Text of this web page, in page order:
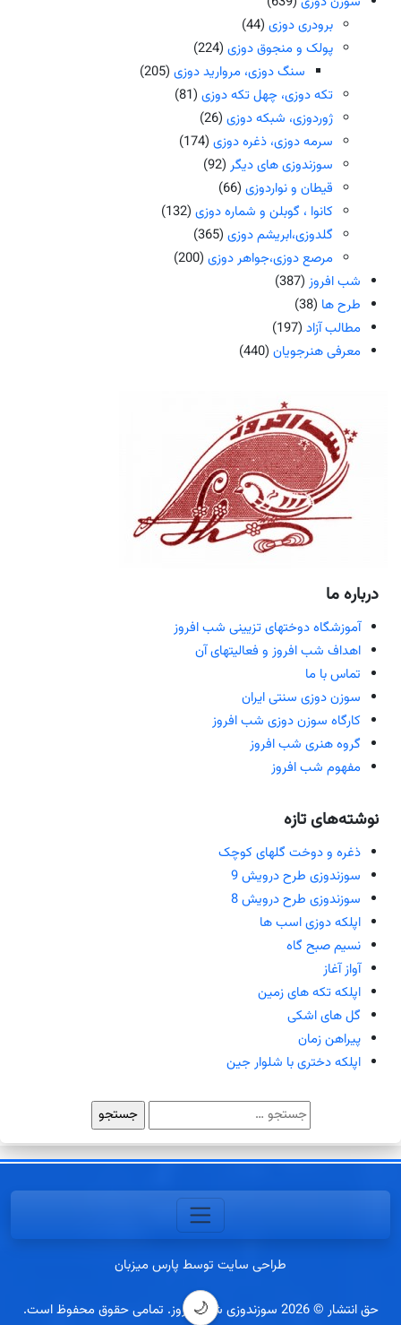
برودری دوزی (44)
پولک و منجوق دوزی (224)
سنگ دوزی، مروارید دوزی(205)
تکه دوزی، چهل تکه دوزی (81)
ژوردوزی، شبکه دوزی (26)
سرمه دوزی، ذغره دوزی (174)
سوزندوزی های دیگر (92)
قیطان و نواردوزی (66)
کانوا ، گوبلن و شماره دوزی (132)
گلدوزی،ابریشم دوزی (365)
مرصع دوزی،جواهر دوزی (200)
شب افروز (387)
طرح ها (38)
مطالب آزاد (197)
معرفی هنرجویان (440)
درباره ما
آموزشگاه دوختهای تزیینی شب افروز
اهداف شب افروز و فعالیتهای آن
تماس با ما
سوزن دوزی سنتی ایران
کارگاه سوزن دوزی شب افروز
گروه هنری شب افروز
مفهوم شب افروز
نوشته‌های تازه
ذغره و دوخت گلهای کوچک
سوزندوزی طرح درویش 9
سوزندوزی طرح درویش 8
اپلکه دوزی اسب ها
نسیم صبح گاه
آواز آغاز
اپلکه تکه های زمین
گل های اشکی
پیراهن زمان
اپلکه دختری با شلوار جین
جستجو
برای:
طراحی سایت توسط پارس میزبان
حق انتشار © 2026 سوزندوزی شب افروز. تمامی حقوق محفوظ است. 🌙